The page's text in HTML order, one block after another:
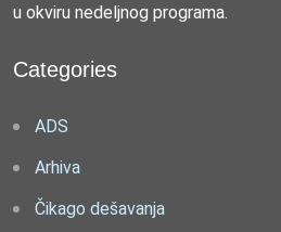
u okviru nedeljnog programa.
Categories
ADS
Arhiva
Čikago dešavanja